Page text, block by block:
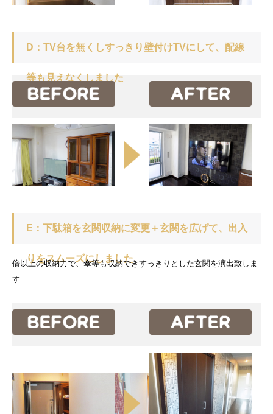
D：TV台を無くしすっきり壁付けTVにして、配線
等も見えなくしました
E：下駄箱を玄関収納に変更＋玄関を広げて、出入
りをスムーズにしました
倍以上の収納力で、傘等も収納できすっきりとした玄関を演出致しま
す